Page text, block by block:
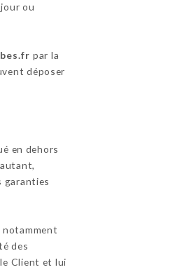
ou
par la
déposer
en dehors
garanties
notamment
des
Client et lui